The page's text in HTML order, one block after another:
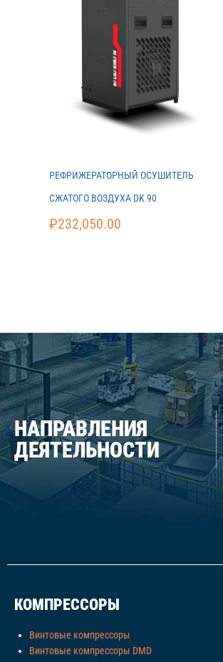
РЕФРИЖЕРАТОРНЫЙ ОСУШИТЕЛЬ
СЖАТОГО ВОЗДУХА DK 90
₽232,050.00
НАПРАВЛЕНИЯ
ДЕЯТЕЛЬНОСТИ
КОМПРЕССОРЫ
Винтовые компрессоры
Винтовые компрессоры DMD